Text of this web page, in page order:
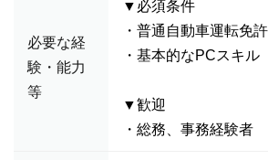
必要な経
験・能力
等
▼必須条件
・普通自動車運転免
・基本的なPCスキル
▼歓迎
・総務、事務経験者